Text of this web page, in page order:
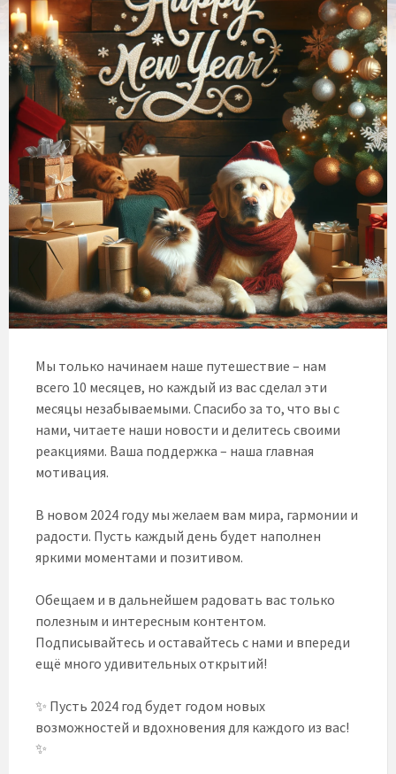
Мы только начинаем наше путешествие – нам
всего 10 месяцев, но каждый из вас сделал эти
месяцы незабываемыми. Спасибо за то, что вы с
нами, читаете наши новости и делитесь своими
реакциями. Ваша поддержка – наша главная
мотивация.
В новом 2024 году мы желаем вам мира, гармонии и
радости. Пусть каждый день будет наполнен
яркими моментами и позитивом.
Обещаем и в дальнейшем радовать вас только
полезным и интересным контентом.
Подписывайтесь и оставайтесь с нами и впереди
ещё много удивительных открытий!
✨ Пусть 2024 год будет годом новых
возможностей и вдохновения для каждого из вас!
✨